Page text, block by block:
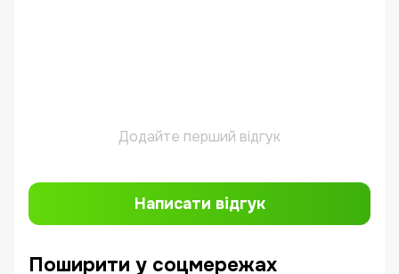
Додайте перший відгук
Написати відгук
Поширити у соцмережах